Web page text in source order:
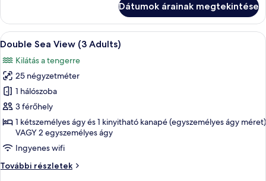
child)
Adults
+1
child)
részletei
Dátumok árainak megtekintése
A
következő
szoba
összes
képének
megtekintése:
Double
Sea
View
(3
Adults)
Egy erkély, ahonnan kilátás nyílik a
5
Double Sea View (3 Adults)
Kilátás a tengerre
25 négyzetméter
1 hálószoba
3 férőhely
1 kétszemélyes ágy és 1 kinyitható kanapé (egyszemélyes ágy méret)
VAGY 2 egyszemélyes ágy
Ingyenes wifi
További részletek
Double